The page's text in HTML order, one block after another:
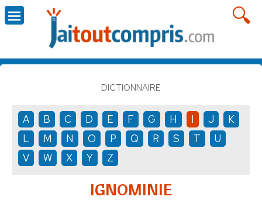
DICTIONNAIRE
A B C D E F G H I J
K
L
M N O P Q R S T
U
V
W X Y Z
IGNOMINIE